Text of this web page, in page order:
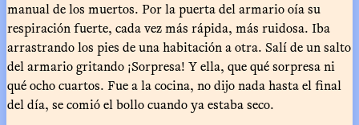
manual de los muertos. Por la puerta del armario oía su
respiración fuerte, cada vez más rápida, más ruidosa. Iba
arrastrando los pies de una habitación a otra. Salí de un salto
del armario gritando ¡Sorpresa! Y ella, que qué sorpresa ni
qué ocho cuartos. Fue a la cocina, no dijo nada hasta el final
del día, se comió el bollo cuando ya estaba seco.